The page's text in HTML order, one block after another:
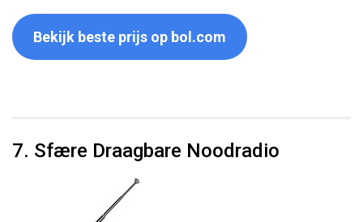
Bekijk beste prijs op bol.com
7. Sfære Draagbare Noodradio